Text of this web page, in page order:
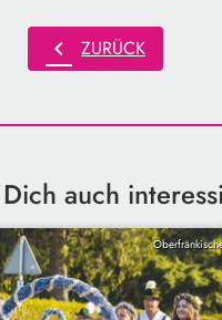
chevron_left ZURÜCK
auch